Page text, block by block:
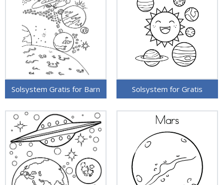
Solsystem Gratis for Barn Solsystem for Gratis